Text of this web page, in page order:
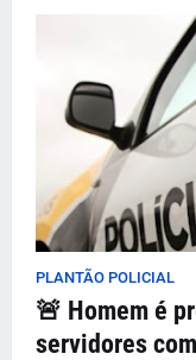
PLANTÃO POLICIAL
🚨 Homem é
servidores